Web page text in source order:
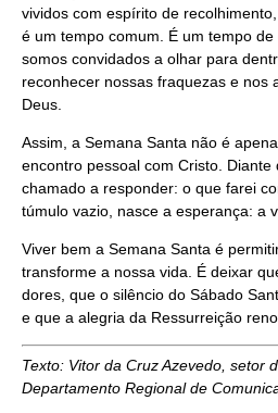
vividos com espírito de
é um tempo comum. É um tempo
somos convidados a olhar para
reconhecer nossas fraquezas e nos
Deus.
Assim, a Semana Santa não é
encontro pessoal com Cristo. Diante
chamado a responder: o que farei
túmulo vazio, nasce a esperança: a
Viver bem a Semana Santa é
transforme a nossa vida. É deixar
dores, que o silêncio do Sábado
e que a alegria da Ressurreição
Texto: Vitor da Cruz Azevedo, setor
Departamento Regional de